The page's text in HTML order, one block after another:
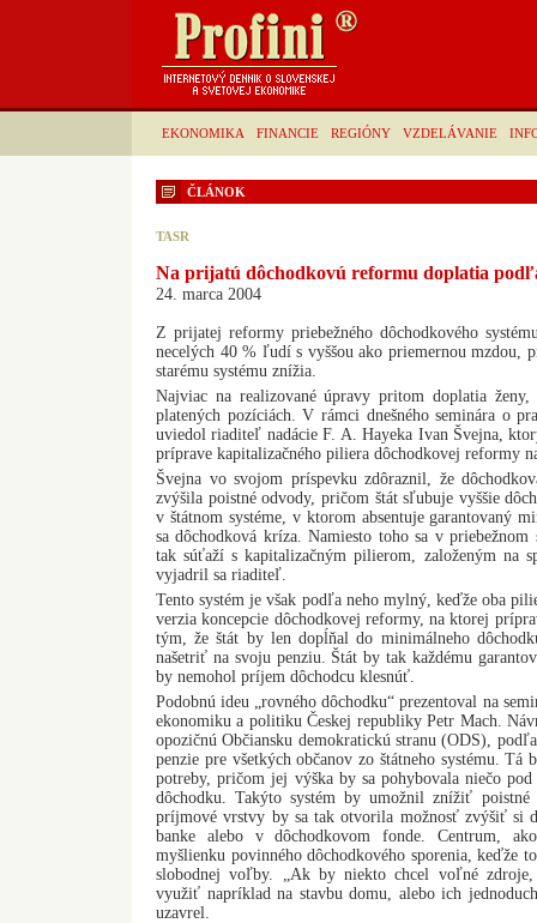
EKONOMIKA FINANCIE REGIÓNY VZDELÁVANIE
ČLÁNOK
TASR
Na prijatú dôchodkovú reformu doplatia
24. marca 2004
Z prijatej reformy priebežného dôchodkového
necelých 40 % ľudí s vyššou ako priemernou mzdou,
starému systému znížia.
Najviac na realizované úpravy pritom doplatia
platených pozíciách. V rámci dnešného seminára o
uviedol riaditeľ nadácie F. A. Hayeka Ivan Švejna,
príprave kapitalizačného piliera dôchodkovej reformy
Švejna vo svojom príspevku zdôraznil, že
zvýšila poistné odvody, pričom štát sľubuje vyššie
v štátnom systéme, v ktorom absentuje garantovaný
sa dôchodková kríza. Namiesto toho sa v priebežnom
tak súťaží s kapitalizačným pilierom, založeným na
vyjadril sa riaditeľ.
Tento systém je však podľa neho mylný, keďže oba
verzia koncepcie dôchodkovej reformy, na ktorej
tým, že štát by len dopĺňal do minimálneho
našetriť na svoju penziu. Štát by tak každému
by nemohol príjem dôchodcu klesnúť.
Podobnú ideu „rovného dôchodku“ prezentoval na
ekonomiku a politiku Českej republiky Petr Mach.
opozičnú Občiansku demokratickú stranu (ODS),
penzie pre všetkých občanov zo štátneho systému.
potreby, pričom jej výška by sa pohybovala niečo pod
dôchodku. Takýto systém by umožnil znížiť
príjmové vrstvy by sa tak otvorila možnosť zvýšiť si
banke alebo v dôchodkovom fonde. Centrum,
myšlienku povinného dôchodkového sporenia, keďže
slobodnej voľby. „Ak by niekto chcel voľné
využiť napríklad na stavbu domu, alebo ich
uzavrel.